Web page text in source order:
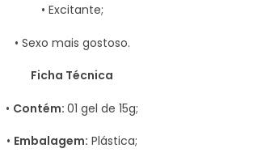
• Excitante;
• Sexo mais gostoso.
Ficha Técnica
• Contém: 01 gel de 15g;
• Embalagem: Plástica;